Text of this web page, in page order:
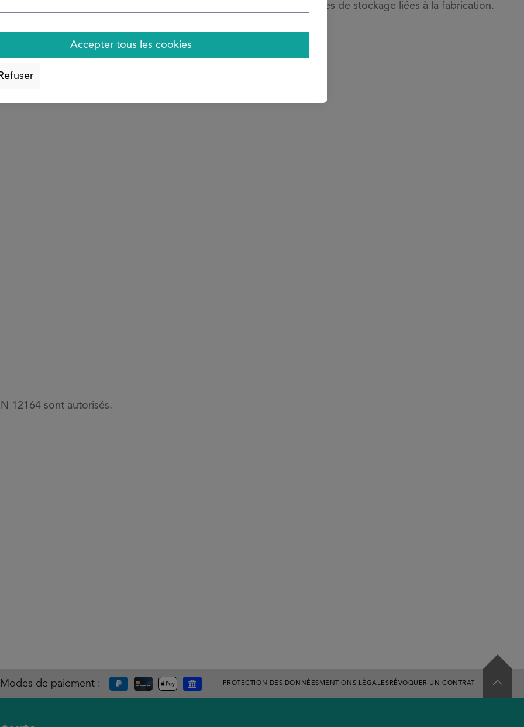
La surface brute/brillante peut présenter des rayures et traces de stockage liées à la fabrication.
pas un motif de réclamation.
12164 sont autorisés.
Modes de paiement : PROTECTION DES DONNÉES MENTIONS LÉGALES RÉVOQUER UN CONTRAT
Accepter tous les cookies
Refuser